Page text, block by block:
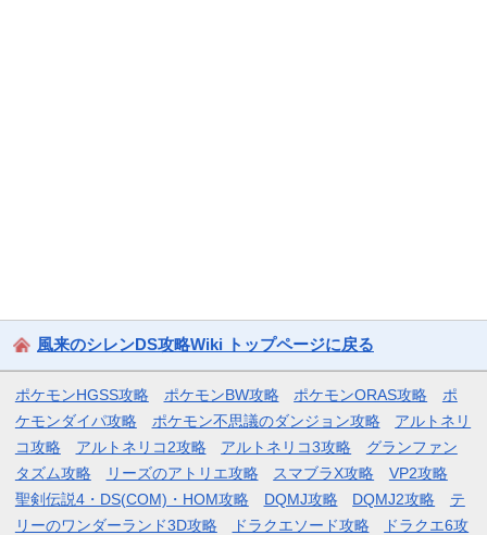
風来のシレンDS攻略Wiki トップページに戻る
ポケモンHGSS攻略 ポケモンBW攻略 ポケモンORAS攻略
ポ
ケモンダイパ攻略
ポケモン不思議のダンジョン攻略
アルトネリ
コ攻略
アルトネリコ2攻略 アルトネリコ3攻略
グランファン
タズム攻略
リーズのアトリエ攻略 スマブラX攻略
VP2攻略
聖剣伝説4・DS(COM)・HOM攻略
DQMJ攻略 DQMJ2攻略
テ
リーのワンダーランド3D攻略
ドラクエソード攻略 ドラクエ6攻